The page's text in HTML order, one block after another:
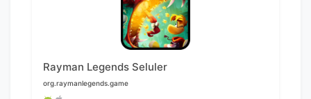
Rayman Legends Seluler
org.raymanlegends.game